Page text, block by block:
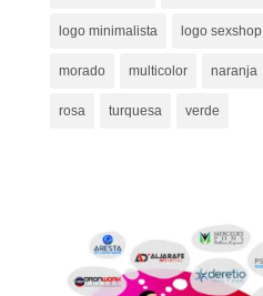
logo minimalista logo sexshop
morado multicolor naranja
rosa turquesa verde